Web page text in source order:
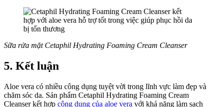
Sữa rửa mặt Cetaphil Hydrating Foaming Cream Cleanser
5. Kết luận
Aloe vera có nhiều công dụng tuyệt vời trong lĩnh vực làm đẹp và
chăm sóc da. Sản phẩm Cetaphil Hydrating Foaming Cream
Cleanser kết hợp công dụng của aloe vera với khả năng làm sạch